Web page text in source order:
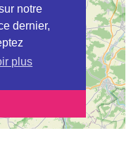
notre
dernier,
plus